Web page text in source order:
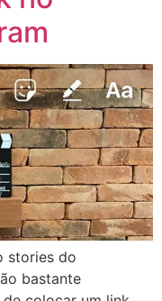
stories do
bastante